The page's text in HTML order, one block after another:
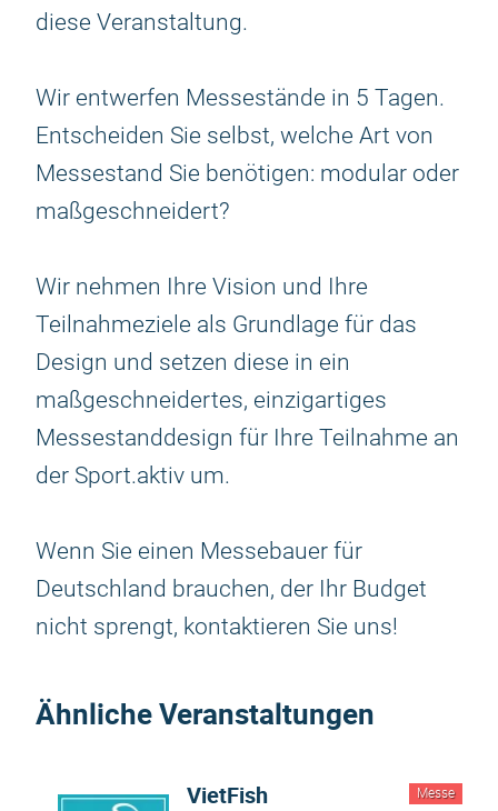
diese Veranstaltung.
Wir entwerfen Messestände in 5 Tagen.
Entscheiden Sie selbst, welche Art von
Messestand Sie benötigen: modular oder
maßgeschneidert?
Wir nehmen Ihre Vision und Ihre
Teilnahmeziele als Grundlage für das
Design und setzen diese in ein
maßgeschneidertes, einzigartiges
Messestanddesign für Ihre Teilnahme an
der Sport.aktiv um.
Wenn Sie einen Messebauer für
Deutschland brauchen, der Ihr Budget
nicht sprengt, kontaktieren Sie uns!
Ähnliche Veranstaltungen
Messe
VietFish